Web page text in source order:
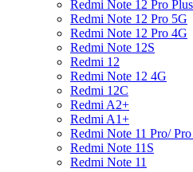
Redmi Note 12 Pro
Redmi Note 12 Pro 5G
Redmi Note 12 Pro 4G
Redmi Note 12S
Redmi 12
Redmi Note 12 4G
Redmi 12C
Redmi A2+
Redmi A1+
Redmi Note 11 Pro/
Redmi Note 11S
Redmi Note 11